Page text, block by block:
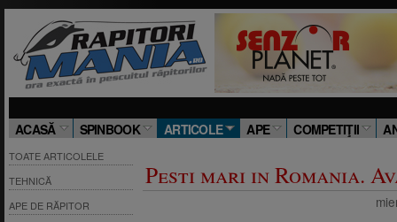
ACASĂ SPINBOOK ARTICOLE APE COMPETIŢII
TOATE ARTICOLELE
TEHNICĂ
APE DE RĂPITOR
Pesti mari in Romania.